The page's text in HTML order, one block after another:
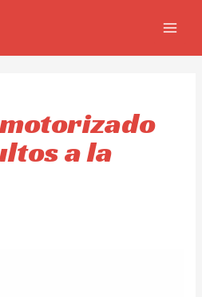
a la